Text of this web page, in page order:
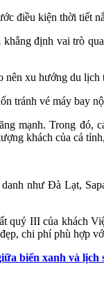
điều kiện thời tiết
định vai trò
xu hướng du lịch
tránh vé máy bay
mạnh. Trong đó,
khách của cả
như Đà Lạt,
quý III của khách
chi phí phù hợp
biển xanh và lịch